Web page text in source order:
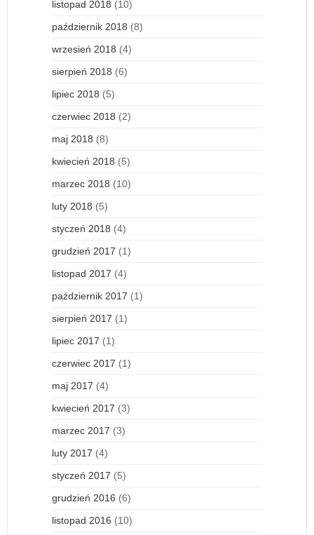
listopad 2018 (10)
październik 2018 (8)
wrzesień 2018 (4)
sierpień 2018 (6)
lipiec 2018 (5)
czerwiec 2018 (2)
maj 2018 (8)
kwiecień 2018 (5)
marzec 2018 (10)
luty 2018 (5)
styczeń 2018 (4)
grudzień 2017 (1)
listopad 2017 (4)
październik 2017 (1)
sierpień 2017 (1)
lipiec 2017 (1)
czerwiec 2017 (1)
maj 2017 (4)
kwiecień 2017 (3)
marzec 2017 (3)
luty 2017 (4)
styczeń 2017 (5)
grudzień 2016 (6)
listopad 2016 (10)